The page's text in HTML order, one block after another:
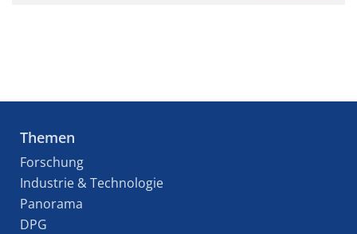
Themen
Forschung
Industrie & Technologie
Panorama
DPG